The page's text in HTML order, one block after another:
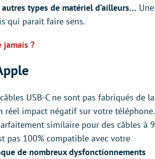
types de matériel d’ailleurs… Une
qui parait faire sens.
jamais ?
USB-C ne sont pas fabriqués de la
réel impact négatif sur votre téléphone.
similaire pour des câbles à 9
pas 100% compatible avec votre
de nombreux dysfonctionnements